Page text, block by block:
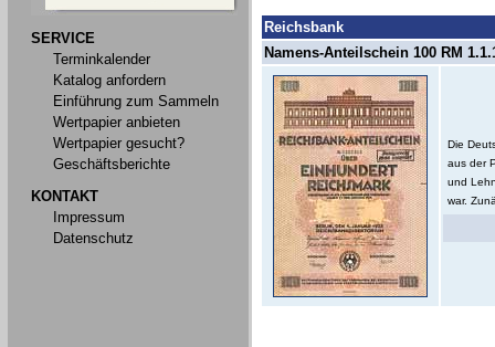
SERVICE
Terminkalender
Katalog anfordern
Einführung zum Sammeln
Wertpapier anbieten
Wertpapier gesucht?
Geschäftsberichte
KONTAKT
Impressum
Datenschutz
Reichsbank
Namens-Anteilschein 100 RM
Die
aus der
und
war.